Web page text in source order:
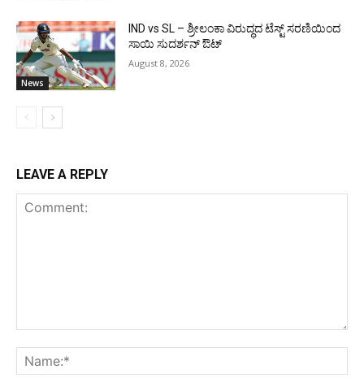
News
IND vs SL – ಶ್ರೀಲಂಕಾ ವಿರುದ್ಧದ ಟೆಸ್ಟ್ ಸರಣಿಯಿಂದ
ಸಾಯಿ ಸುದರ್ಶನ್ ಔಟ್
August 8, 2026
LEAVE A REPLY